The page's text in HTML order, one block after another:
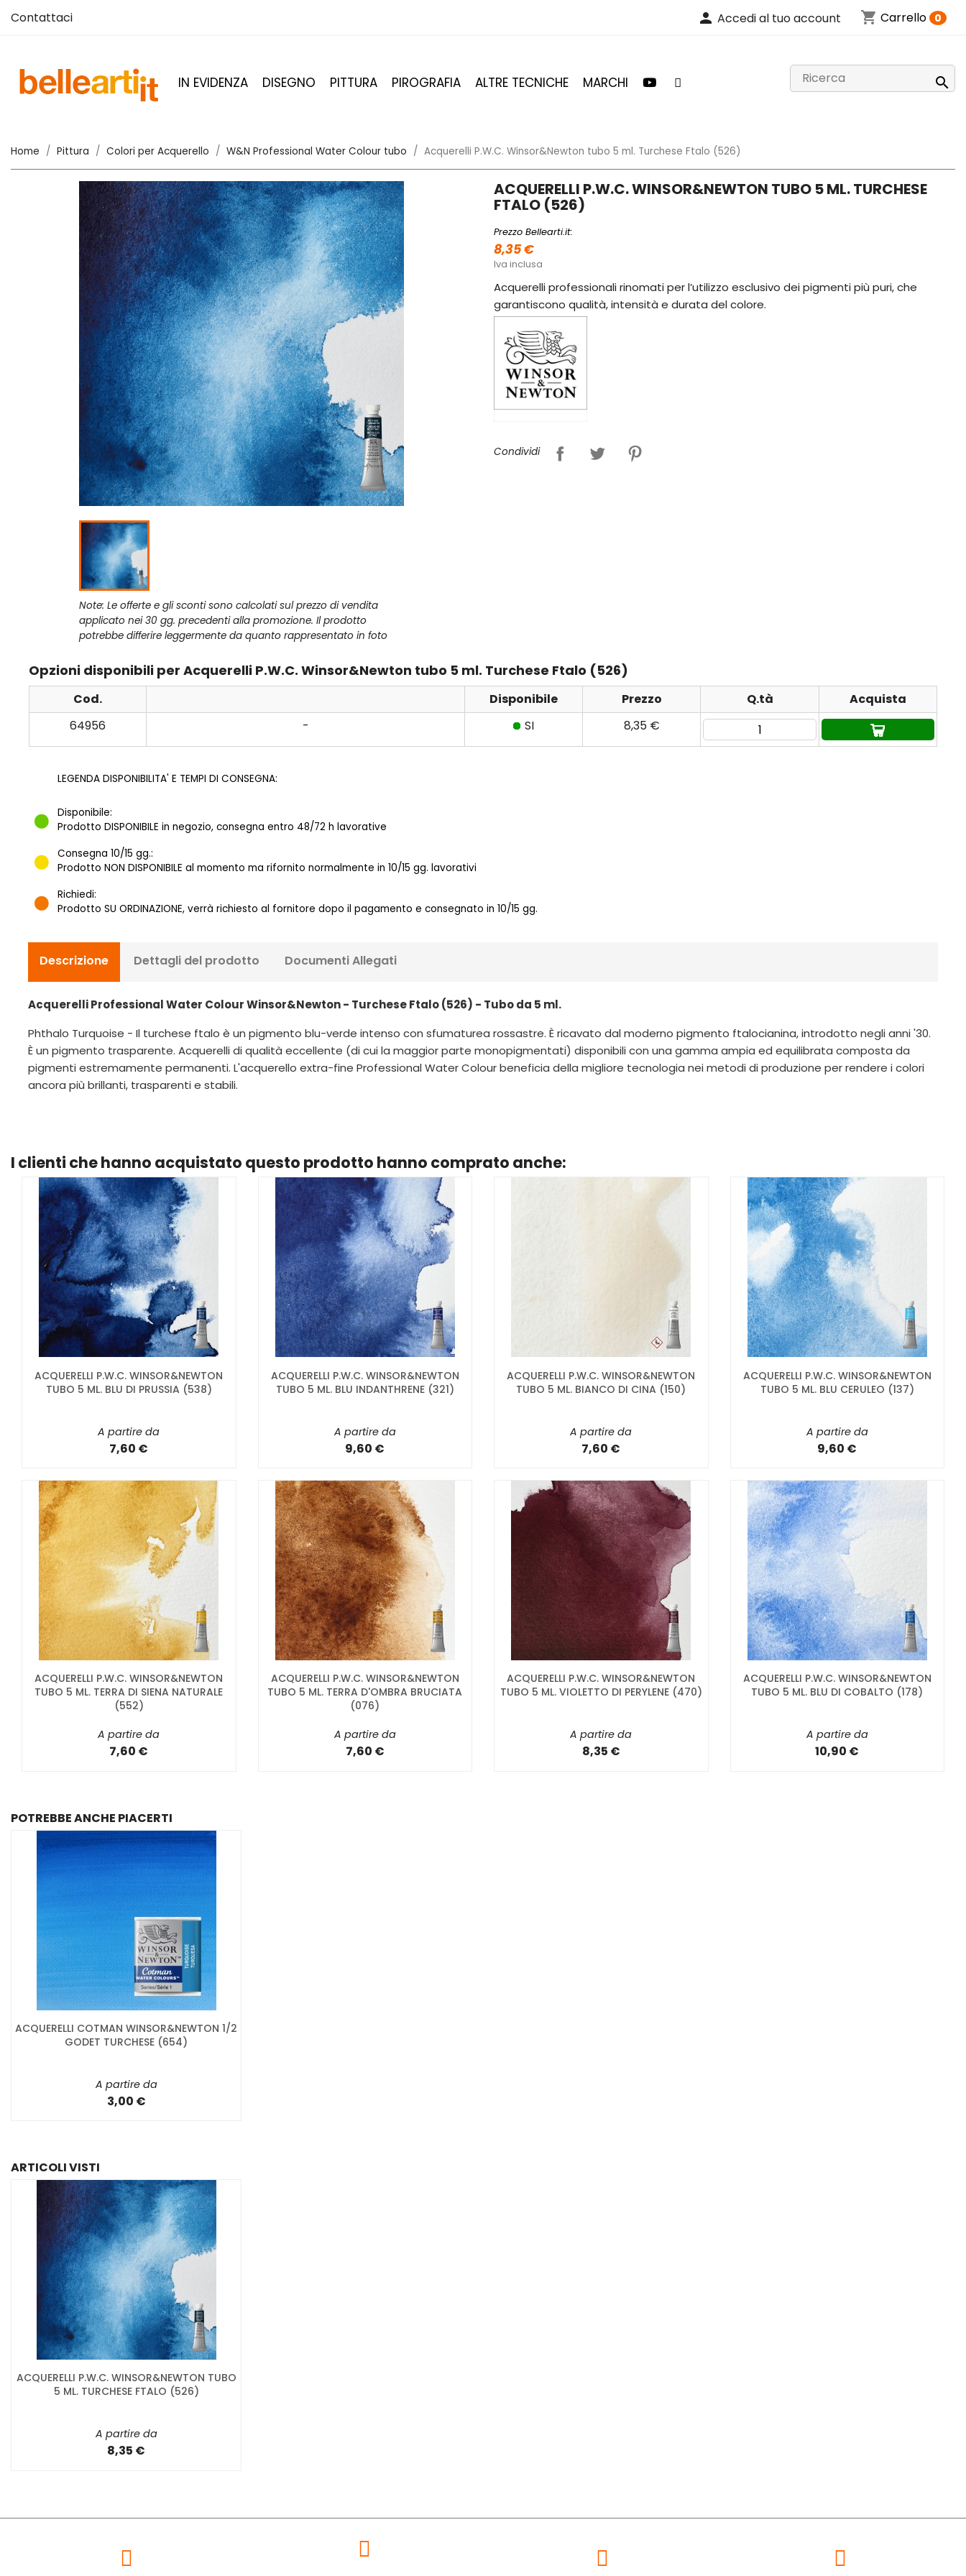
Contattaci person Accedi al tuo account shopping_cart Carrello 0
IN EVIDENZA DISEGNO PITTURA PIROGRAFIA ALTRE TECNICHE MARCHI 
Home Pittura Colori per Acquerello W&N Professional Water Colour tubo Acquerelli P.W.C. Winsor&Newton tubo 5 ml. Turchese Ftalo (526)
Note: Le offerte e gli sconti sono calcolati sul prezzo di vendita
applicato nei 30 gg. precedenti alla promozione. Il prodotto
potrebbe differire leggermente da quanto rappresentato in foto
ACQUERELLI P.W.C. WINSOR&NEWTON TUBO 5 ML. TURCHESE
FTALO (526)
Prezzo Bellearti.it:
8,35 €
Iva inclusa
Acquerelli professionali rinomati per l’utilizzo esclusivo dei pigmenti più puri, che
garantiscono qualità, intensità e durata del colore.
Condividi
Opzioni disponibili per Acquerelli P.W.C. Winsor&Newton tubo 5 ml. Turchese Ftalo (526)
Cod. Disponibile Prezzo Q.tà
Acquista
64956
- SI 8,35 €
LEGENDA DISPONIBILITA' E TEMPI DI CONSEGNA:
Disponibile:
Prodotto DISPONIBILE in negozio, consegna entro 48/72 h lavorative
Consegna 10/15 gg.:
Prodotto NON DISPONIBILE al momento ma rifornito normalmente in 10/15 gg. lavorativi
Richiedi:
Prodotto SU ORDINAZIONE, verrà richiesto al fornitore dopo il pagamento e consegnato in 10/15 gg.
Descrizione Dettagli del prodotto Documenti Allegati
Acquerelli Professional Water Colour Winsor&Newton - Turchese Ftalo (526) - Tubo da 5 ml.
Phthalo Turquoise - Il turchese ftalo è un pigmento blu-verde intenso con sfumaturea rossastre. È ricavato dal moderno pigmento ftalocianina, introdotto negli anni '30.
È un pigmento trasparente. Acquerelli di qualità eccellente (di cui la maggior parte monopigmentati) disponibili con una gamma ampia ed equilibrata composta da
pigmenti estremamente permanenti. L'acquerello extra-fine Professional Water Colour beneficia della migliore tecnologia nei metodi di produzione per rendere i colori
ancora più brillanti, trasparenti e stabili.
I clienti che hanno acquistato questo prodotto hanno comprato anche:
ACQUERELLI P.W.C. WINSOR&NEWTON
TUBO 5 ML. BLU DI PRUSSIA (538)
A partire da
7,60 €
ACQUERELLI P.W.C. WINSOR&NEWTON
TUBO 5 ML. BLU INDANTHRENE (321)
A partire da
9,60 €
ACQUERELLI P.W.C. WINSOR&NEWTON
TUBO 5 ML. BIANCO DI CINA (150)
A partire da
7,60 €
ACQUERELLI P.W.C. WINSOR&NEWTON
TUBO 5 ML. BLU CERULEO (137)
A partire da
9,60 €
ACQUERELLI P.W.C. WINSOR&NEWTON
TUBO 5 ML. TERRA DI SIENA NATURALE
(552)
A partire da
7,60 €
ACQUERELLI P.W.C. WINSOR&NEWTON
TUBO 5 ML. TERRA D'OMBRA BRUCIATA
(076)
A partire da
7,60 €
ACQUERELLI P.W.C. WINSOR&NEWTON
TUBO 5 ML. VIOLETTO DI PERYLENE (470)
A partire da
8,35 €
ACQUERELLI P.W.C. WINSOR&NEWTON
TUBO 5 ML. BLU DI COBALTO (178)
A partire da
10,90 €
POTREBBE ANCHE PIACERTI
ACQUERELLI COTMAN WINSOR&NEWTON 1/2
GODET TURCHESE (654)
A partire da
3,00 €
ARTICOLI VISTI
ACQUERELLI P.W.C. WINSOR&NEWTON TUBO
5 ML. TURCHESE FTALO (526)
A partire da
8,35 €